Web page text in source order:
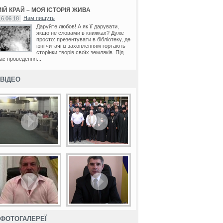
КРАЙ – МОЯ ІСТОРІЯ ЖИВА
Нам пишуть
Даруйте любов! А як її дарувати,
якщо не словами в книжках? Дуже
просто: презентувати в бібліотеку, де
юні читачі із захопленням гортають
сторінки творів своїх земляків. Під
проведення...
ВІДЕО
ФОТОГАЛЕРЕЇ